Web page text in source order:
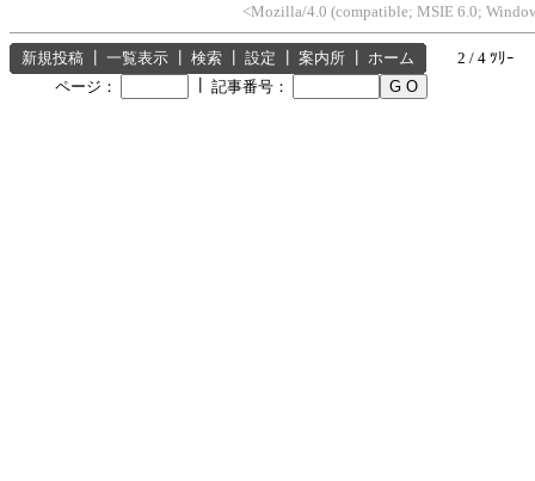
<Mozilla/4.0 (compatible; MSIE 6.0;
新規投稿 一覧表示 検索 設定 案内所 ホーム
2 / 4 ﾂﾘｰ
ページ：
記事番号：